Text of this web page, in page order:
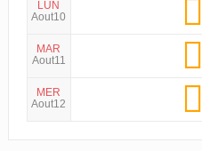
LUN
Aout10
MAR
Aout11
MER
Aout12